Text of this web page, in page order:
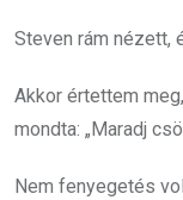
Steven rám nézett,
Akkor értettem
mondta: „Maradj
Nem fenyegetés